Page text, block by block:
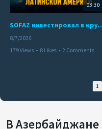
03:30
SOFAZ инвестировал в крупнейшего
8/7/2026
179 Views • 8 Likes • 2 Comments
1
В